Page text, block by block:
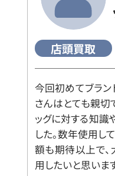
店頭買取
今回初めてブラン
さんはとても親切
ッグに対する知識
した。数年使用し
額も期待以上で、
用したいと思いま